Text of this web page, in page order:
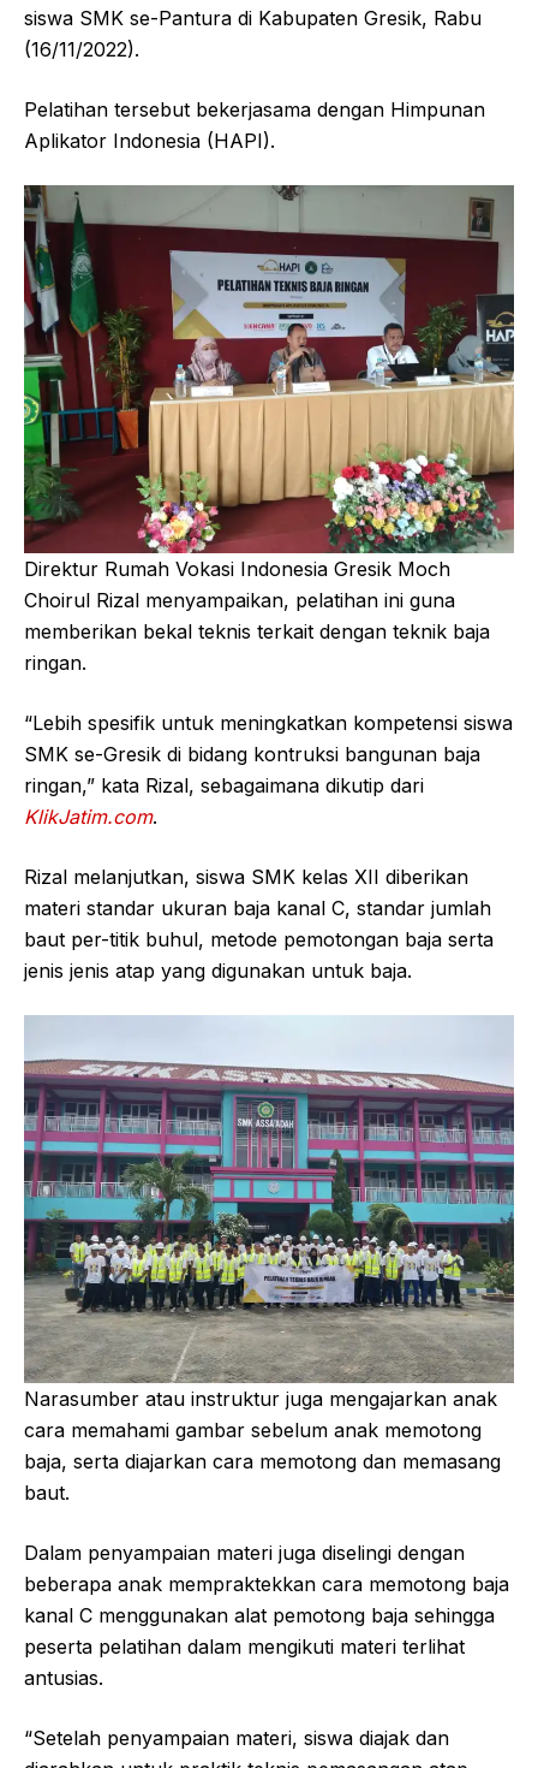
siswa SMK se-Pantura di Kabupaten Gresik, Rabu
(16/11/2022).
Pelatihan tersebut bekerjasama dengan Himpunan
Aplikator Indonesia (HAPI).
Direktur Rumah Vokasi Indonesia Gresik Moch
Choirul Rizal menyampaikan, pelatihan ini guna
memberikan bekal teknis terkait dengan teknik baja
ringan.
“Lebih spesifik untuk meningkatkan kompetensi siswa
SMK se-Gresik di bidang kontruksi bangunan baja
ringan,” kata Rizal, sebagaimana dikutip dari
KlikJatim.com.
Rizal melanjutkan, siswa SMK kelas XII diberikan
materi standar ukuran baja kanal C, standar jumlah
baut per-titik buhul, metode pemotongan baja serta
jenis jenis atap yang digunakan untuk baja.
Narasumber atau instruktur juga mengajarkan anak
cara memahami gambar sebelum anak memotong
baja, serta diajarkan cara memotong dan memasang
baut.
Dalam penyampaian materi juga diselingi dengan
beberapa anak mempraktekkan cara memotong baja
kanal C menggunakan alat pemotong baja sehingga
peserta pelatihan dalam mengikuti materi terlihat
antusias.
“Setelah penyampaian materi, siswa diajak dan